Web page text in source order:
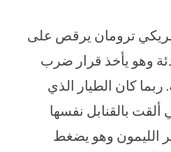
ترومان يرقص على
وهو يأخذ قرار ضرب
ربما كان الطيار الذي
ألقت بالقنابل نفسها
الليمون وهو يضغط